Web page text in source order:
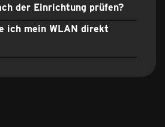
der Einrichtung prüfen?
ich mein WLAN direkt